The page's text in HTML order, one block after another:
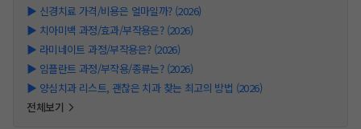
▶ 신경치료 가격/비용은 얼마일까? (2026)
▶ 치아미백 과정/효과/부작용은? (2026)
▶ 라미네이트 과정/부작용은? (2026)
▶ 임플란트 과정/부작용/종류는? (2026)
▶ 양심치과 리스트, 괜찮은 치과 찾는 최고의 방법 (2026)
전체보기